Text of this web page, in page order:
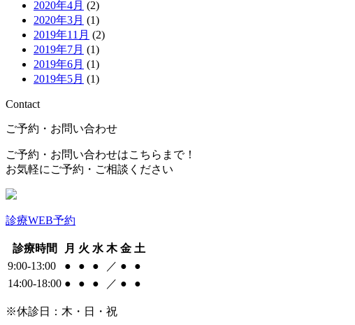
2020年4月 (2)
2020年3月 (1)
2019年11月 (2)
2019年7月 (1)
2019年6月 (1)
2019年5月 (1)
Contact
ご予約・お問い合わせ
ご予約・お問い合わせはこちらまで！
お気軽にご予約・ご相談ください
診療WEB予約
診療時間 月 火 水 木 金 土
9:00-13:00
● ● ● ／ ●
●
14:00-18:00 ● ● ● ／ ● ●
※休診日：木・日・祝